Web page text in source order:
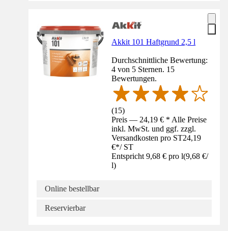
Akkit 101 Haftgrund 2,5 l
Durchschnittliche Bewertung:
4 von 5 Sternen. 15
Bewertungen.
(15)
Preis — 24,19 € * Alle Preise
inkl. MwSt. und ggf. zzgl.
Versandkosten pro ST24,19
€*/ ST
Entspricht 9,68 € pro l(9,68 €/
l)
Online bestellbar
Reservierbar